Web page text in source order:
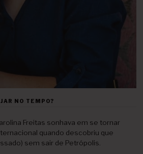
NO TEMPO?
Freitas sonhava em se tornar
quando descobriu que
sem sair de Petrópolis.